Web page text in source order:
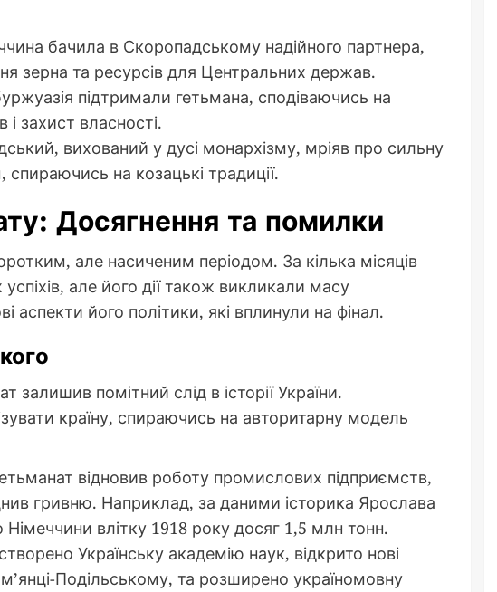
бачила в Скоропадському надійного партнера,
зерна та ресурсів для Центральних держав.
підтримали гетьмана, сподіваючись на
захист власності.
вихований у дусі монархізму, мріяв про сильну
спираючись на козацькі традиції.
Досягнення та помилки
але насиченим періодом. За кілька місяців
але його дії також викликали масу
аспекти його політики, які вплинули на фінал.
помітний слід в історії України.
країну, спираючись на авторитарну модель
відновив роботу промислових підприємств,
гривню. Наприклад, за даними історика Ярослава
влітку 1918 року досяг 1,5 млн тонн.
Українську академію наук, відкрито нові
Подільському, та розширено україномовну